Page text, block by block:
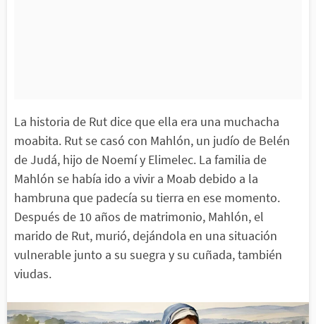
La historia de Rut dice que ella era una muchacha
moabita. Rut se casó con Mahlón, un judío de Belén
de Judá, hijo de Noemí y Elimelec. La familia de
Mahlón se había ido a vivir a Moab debido a la
hambruna que padecía su tierra en ese momento.
Después de 10 años de matrimonio, Mahlón, el
marido de Rut, murió, dejándola en una situación
vulnerable junto a su suegra y su cuñada, también
viudas.